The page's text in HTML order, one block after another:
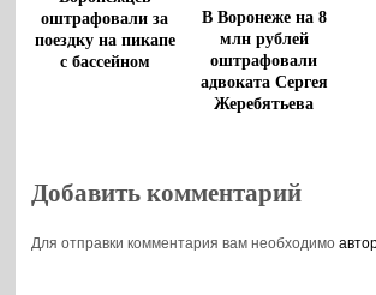
оштрафовали за
поездку на пикапе
с бассейном
В Воронеже на 8
млн рублей
оштрафовали
адвоката Сергея
Жеребятьева
Добавить комментарий
Для отправки комментария вам необходимо